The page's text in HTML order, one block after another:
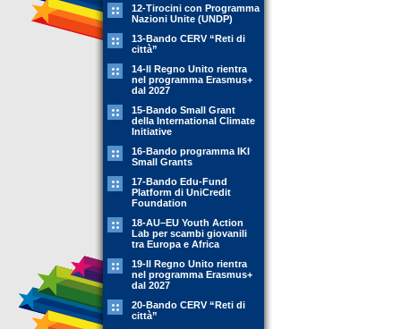
12-Tirocini con Programma
Nazioni Unite (UNDP)
13-Bando CERV “Reti di
città”
14-Il Regno Unito rientra
nel programma Erasmus+
dal 2027
15-Bando Small Grant
della International Climate
Initiative
16-Bando programma IKI
Small Grants
17-Bando Edu-Fund
Platform di UniCredit
Foundation
18-AU–EU Youth Action
Lab per scambi giovanili
tra Europa e Africa
19-Il Regno Unito rientra
nel programma Erasmus+
dal 2027
20-Bando CERV “Reti di
città”